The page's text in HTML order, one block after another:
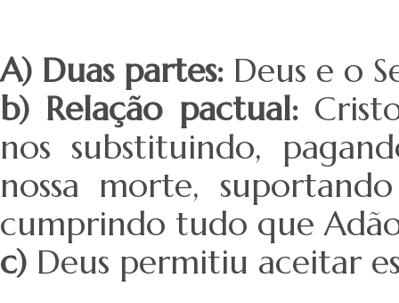
A) Duas partes: Deus e o
b) Relação pactual:
nos substituindo,
nossa morte,
cumprindo tudo que
c) Deus permitiu aceitar